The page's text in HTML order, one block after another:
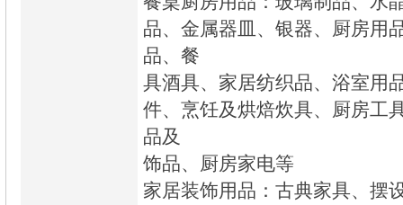
品、金属器皿、银器、厨房用
品、餐
具酒具、家居纺织品、浴室用
件、烹饪及烘焙炊具、厨房工
品及
饰品、厨房家电等
家居装饰用品：古典家具、摆